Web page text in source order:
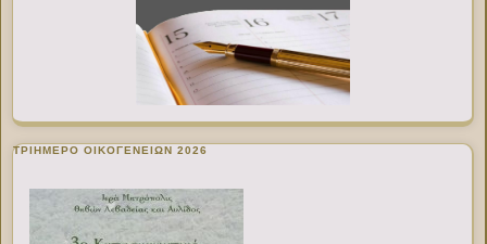
ΤΡΙΗΜΕΡΟ ΟΙΚΟΓΕΝΕΙΩΝ 2026